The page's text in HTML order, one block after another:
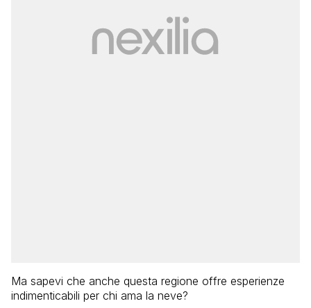
Ma sapevi che anche questa regione offre esperienze
indimenticabili per chi ama la neve?